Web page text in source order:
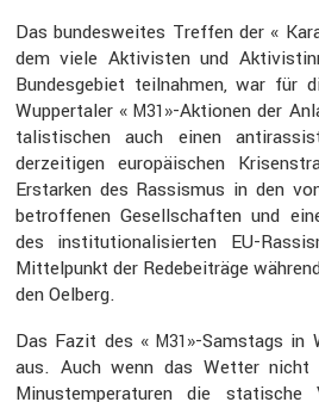
Das bundes­weites Treffen der «
dem viele Aktivisten und
Bundes­ge­biet teilnahmen, war für
Wupper­taler «M31 »-Aktionen der
ta­lis­ti­schen auch einen
derzei­tigen europäi­schen
Erstarken des Rassismus in den
betrof­fenen Gesell­schaften und
des insti­tu­tio­na­li­sierten EU-
Mittel­punkt der Redebei­träge
den Oelberg.
Das Fazit des « M31 »-Samstags in
aus. Auch wenn das Wetter
Minus­tem­pe­ra­turen die stati­sche